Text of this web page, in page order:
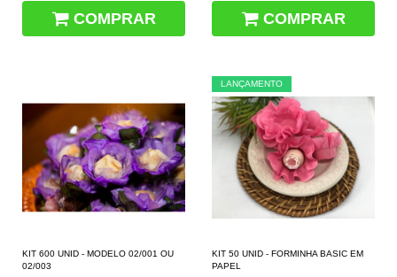
COMPRAR COMPRAR
KIT 600 UNID - MODELO 02/001 OU
02/003
LANÇAMENTO
KIT 50 UNID - FORMINHA BASIC EM
PAPEL